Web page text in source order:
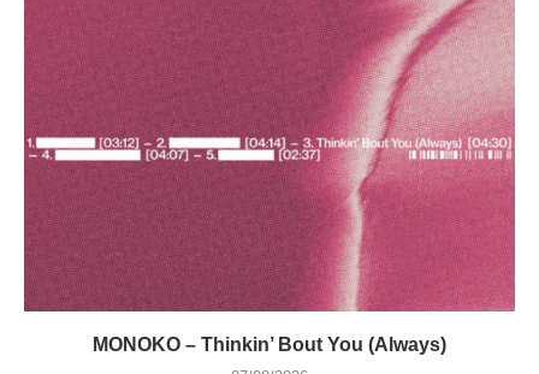
MONOKO – Thinkin’ Bout You (Always)